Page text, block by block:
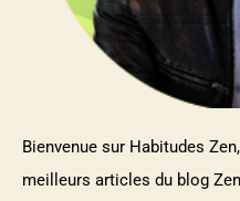
Bienvenue sur Habitudes
meilleurs articles du blog